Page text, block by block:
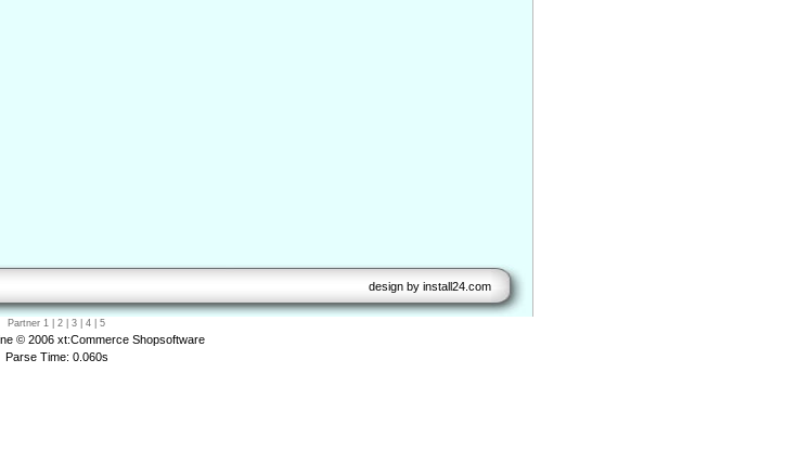
design by install24.com
Partner 1 2 3 4 5
© 2006 xt:Commerce Shopsoftware
Parse Time: 0.060s